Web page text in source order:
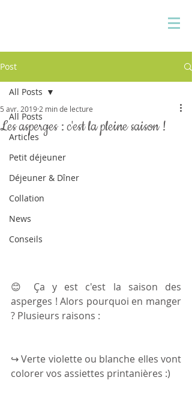
Post
All Posts
Articles
Petit déjeuner
Déjeuner & Dîner
Collation
News
Conseils
All Posts
Les asperges : c'est la pleine saison !
5 avr. 2019 2 min de lecture
😊 Ça y est c'est la saison des
asperges ! Alors pourquoi en manger
? Plusieurs raisons :
↪ Verte violette ou blanche elles vont
colorer vos assiettes printanières :)